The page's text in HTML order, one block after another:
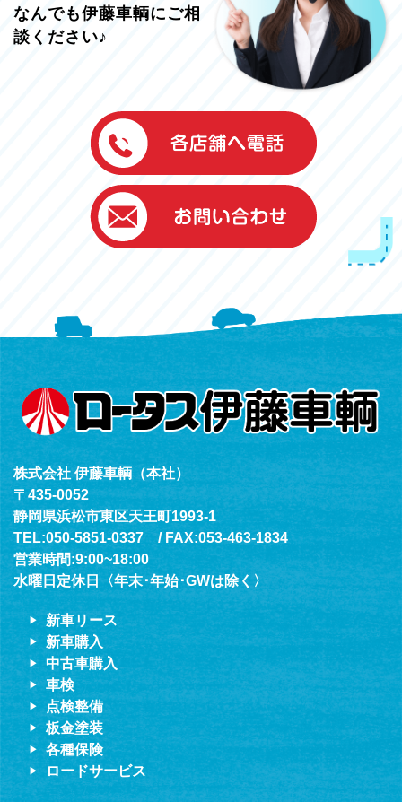
なんでも伊藤車輌にご相
談ください♪
伊藤車輌（本社）
050-5851-0337
グッドワン浜松
050-5851-0338
浜北店
050-5851-0339
（年中無休24h対応）
株式会社 伊藤車輌（本社）
〒435-0052
静岡県浜松市東区天王町1993-1
TEL:050-5851-0337 / FAX:053-463-1834
営業時間:9:00~18:00
水曜日定休日〈年末･年始･GWは除く〉
新車リース
新車購入
中古車購入
車検
点検整備
板金塗装
各種保険
ロードサービス